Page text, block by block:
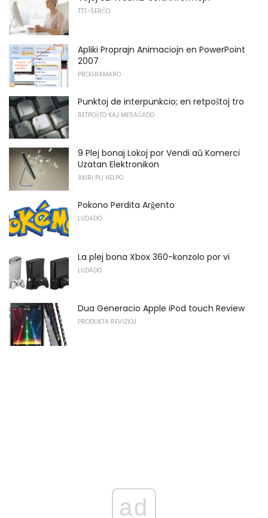
TTT-SERĈO
Apliki Proprajn Animaciojn en PowerPoint
2007
PROGRAMARO
Punktoj de interpunkcio; en retpoŝtoj tro
RETPOŜTO KAJ MESAĜADO
9 Plej bonaj Lokoj por Vendi aŭ Komerci
Uzatan Elektronikon
AKIRI PLI HELPO
Pokono Perdita Arĝento
LUDADO
La plej bona Xbox 360-konzolo por vi
LUDADO
Dua Generacio Apple iPod touch Review
PRODUKTA REVIZIOJ
ad